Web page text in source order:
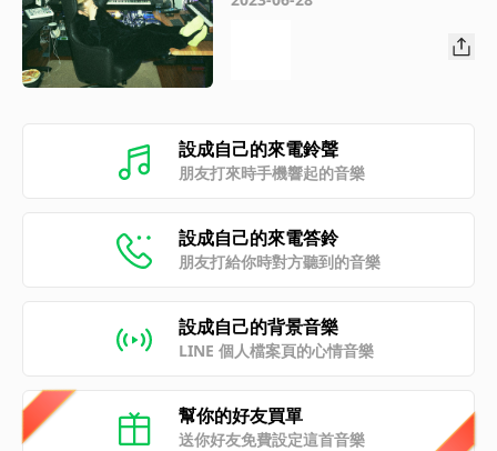
設成自己的來電鈴聲
朋友打來時手機響起的音樂
設成自己的來電答鈴
朋友打給你時對方聽到的音樂
設成自己的背景音樂
LINE 個人檔案頁的心情音樂
幫你的好友買單
送你好友免費設定這首音樂